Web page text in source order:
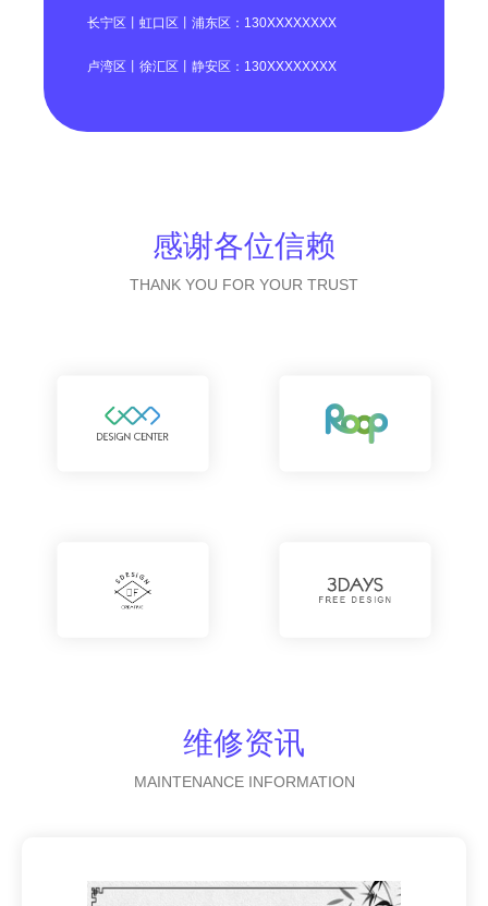
长宁区丨虹口区丨浦东区：130XXXXXXXX
卢湾区丨徐汇区丨静安区：130XXXXXXXX
感谢各位信赖
THANK YOU FOR YOUR TRUST
维修资讯
MAINTENANCE INFORMATION